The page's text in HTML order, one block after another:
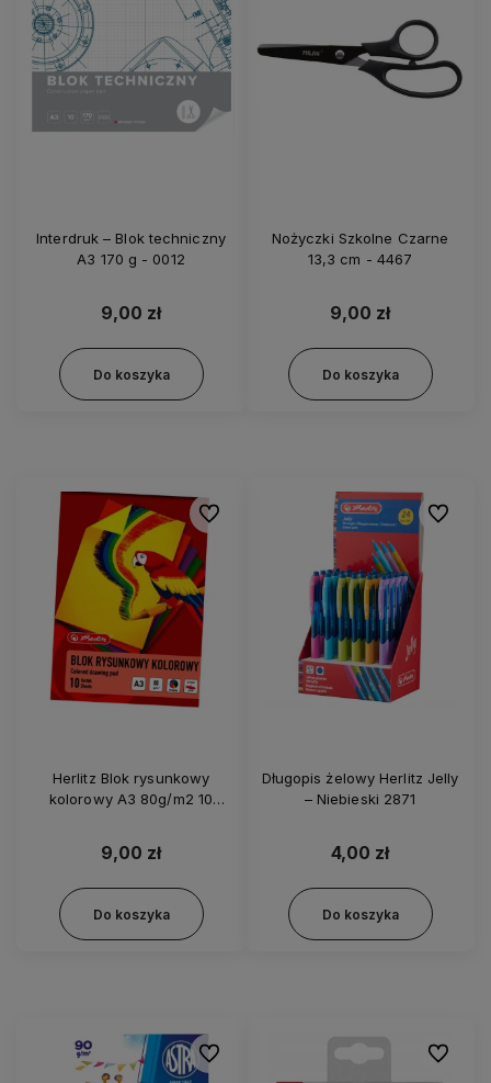
Interdruk – Blok techniczny
A3 170 g - 0012
9,00 zł
Do koszyka
Nożyczki Szkolne Czarne
13,3 cm - 4467
9,00 zł
Do koszyka
Herlitz Blok rysunkowy
kolorowy A3 80g/m2 10
9,00 zł
Do koszyka
Do ulubionych
Długopis żelowy Herlitz Jelly
– Niebieski 2871
4,00 zł
Do koszyka
Do
Do ulubionych Do